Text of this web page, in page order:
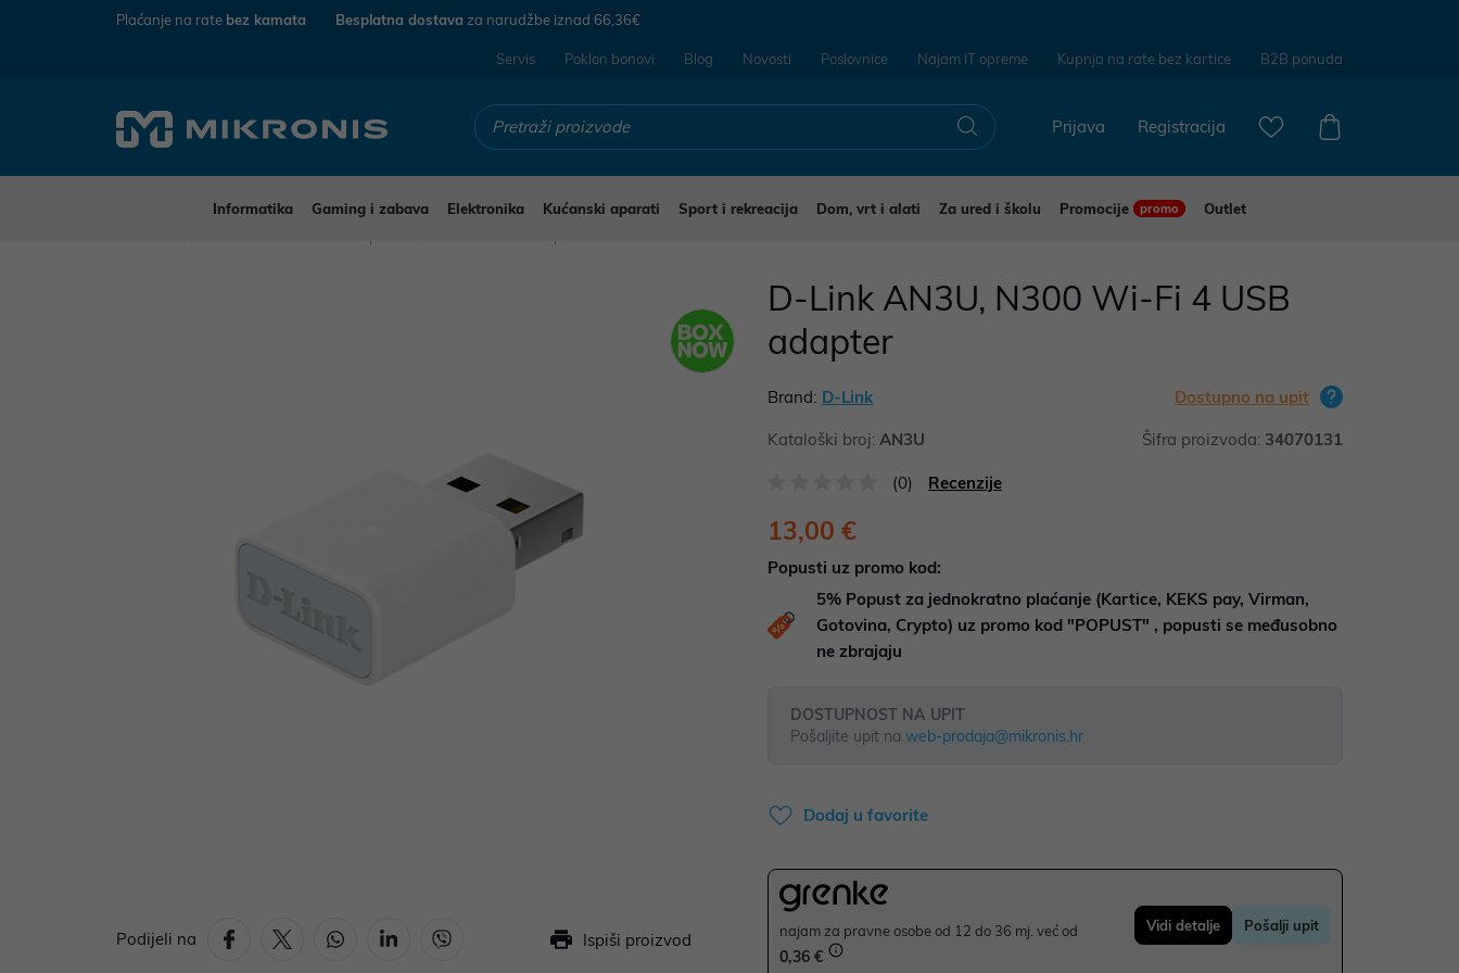
Plaćanje na rate bez kamata Besplatna dostava za narudžbe iznad 66,36€
Servis Poklon bonovi Blog Novosti Poslovnice Najam IT opreme Kupnja na rate bez kartice B2B ponuda
Registracija
Prijava
Informatika Gaming i zabava Elektronika Kućanski aparati Sport i rekreacija Dom, vrt i alati Za ured i školu Promocije promo
Outlet
Podijeli na Ispiši proizvod
D-Link AN3U, N300 Wi-Fi 4 USB
adapter
Brand: D-Link Dostupno na upit
Kataloški broj: AN3U Šifra proizvoda: 34070131
(0) Recenzije
13,00 €
Popusti uz promo kod:
5% Popust za jednokratno plaćanje (Kartice, KEKS pay, Virman,
Gotovina, Crypto) uz promo kod "POPUST" , popusti se međusobno
ne zbrajaju
DOSTUPNOST NA UPIT
Pošaljite upit na web-prodaja@mikronis.hr
Dodaj u favorite
najam za pravne osobe od 12 do 36 mj. već od
0,36 €
Vidi detalje Pošalji upit